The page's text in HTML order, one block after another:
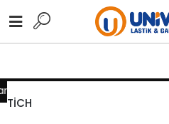
için lütfen iletişime geçiniz
TİCH